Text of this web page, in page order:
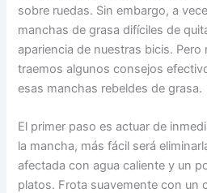
sobre ruedas. Sin embargo, a
manchas de grasa difíciles de
apariencia de nuestras bicis.
traemos algunos consejos
esas manchas rebeldes de grasa.
El primer paso es actuar de
la mancha, más fácil será
afectada con agua caliente y un
platos. Frota suavemente con un